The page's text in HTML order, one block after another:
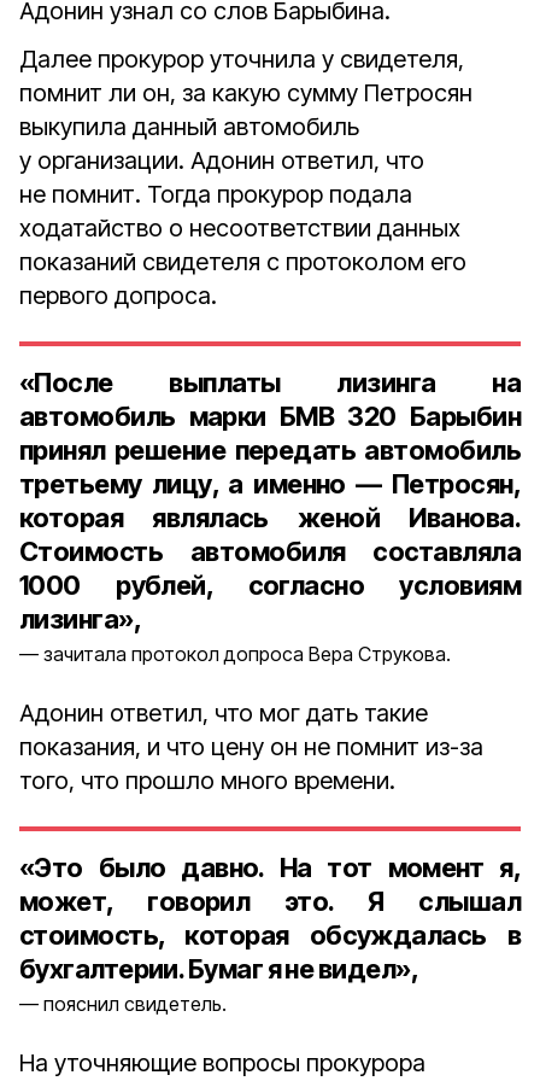
Адонин узнал со слов Барыбина.
Далее прокурор уточнила у свидетеля,
помнит ли он, за какую сумму Петросян
выкупила данный автомобиль
у организации. Адонин ответил, что
не помнит. Тогда прокурор подала
ходатайство о несоответствии данных
показаний свидетеля с протоколом его
первого допроса.
«После выплаты лизинга на
автомобиль марки БМВ 320 Барыбин
принял решение передать автомобиль
третьему лицу, а именно — Петросян,
которая являлась женой Иванова.
Стоимость автомобиля составляла
1000 рублей, согласно условиям
лизинга»,
зачитала протокол допроса Вера Струкова.
Адонин ответил, что мог дать такие
показания, и что цену он не помнит из-за
того, что прошло много времени.
«Это было давно. На тот момент я,
может, говорил это. Я слышал
стоимость, которая обсуждалась в
бухгалтерии. Бумаг я не видел»,
пояснил свидетель.
На уточняющие вопросы прокурора